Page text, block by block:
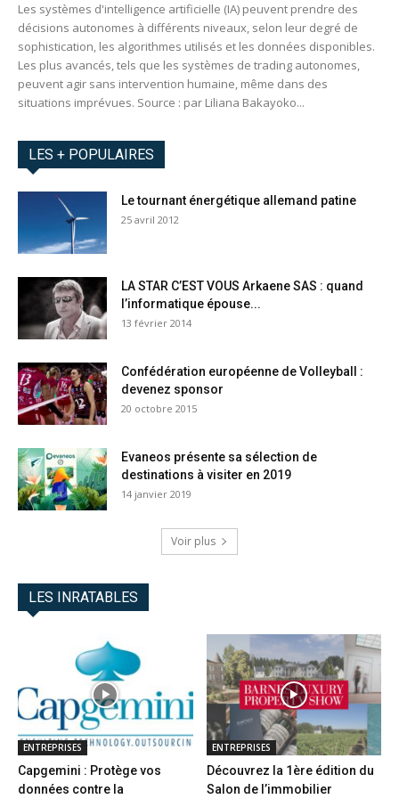
Les systèmes d'intelligence artificielle (IA) peuvent prendre des
décisions autonomes à différents niveaux, selon leur degré de
sophistication, les algorithmes utilisés et les données disponibles.
Les plus avancés, tels que les systèmes de trading autonomes,
peuvent agir sans intervention humaine, même dans des
situations imprévues. Source : par Liliana Bakayoko...
LES + POPULAIRES
Le tournant énergétique allemand patine
25 avril 2012
LA STAR C’EST VOUS Arkaene SAS : quand
l’informatique épouse...
13 février 2014
Confédération européenne de Volleyball :
devenez sponsor
20 octobre 2015
Evaneos présente sa sélection de
destinations à visiter en 2019
14 janvier 2019
Voir plus
LES INRATABLES
ENTREPRISES
Capgemini : Protège vos
données contre la
ENTREPRISES
Découvrez la 1ère édition du
Salon de l’immobilier